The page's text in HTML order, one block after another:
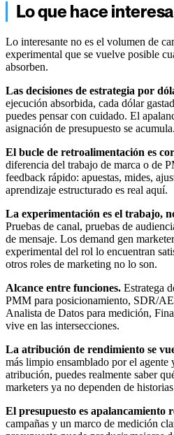
Lo que hace
Lo interesante no es el volumen de
experimental que se vuelve posible
absorben.
Las decisiones de estrategia por
ejecución absorbida, cada dólar
puedes pensar con cuidado. El
asignación de presupuesto se acumula.
El bucle de retroalimentación es
diferencia del trabajo de marca o de
feedback rápido: apuestas, mides,
aprendizaje estructurado es real aquí.
La experimentación es el trabajo,
Pruebas de canal, pruebas de
de mensaje. Los demand gen
experimental del rol lo encuentran
otros roles de marketing no lo son.
Alcance entre funciones. Estratega
PMM para posicionamiento, SDR/
Analista de Datos para medición,
vive en las intersecciones.
La atribución de rendimiento se
más limpio ensamblado por el agente
atribución, puedes realmente saber
marketers ya no dependen de
El presupuesto es apalancamiento
campañas y un marco de medición